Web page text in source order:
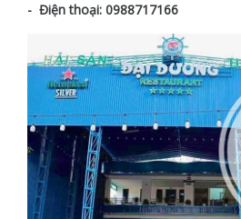
- Điện thoại: 0988717166